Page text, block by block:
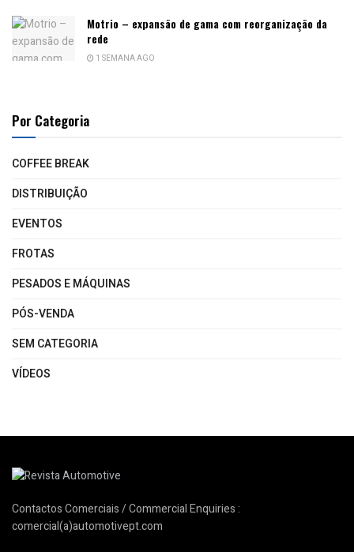
Motrio – expansão de gama com reorganização da
rede
1 SEMANA AGO
Por Categoria
COFFEE BREAK
DISTRIBUIÇÃO
EVENTOS
FROTAS
PESADOS E MÁQUINAS
PÓS-VENDA
SEM CATEGORIA
VÍDEOS
Contactos Comerciais / Commercial Enquiries :
comercial(a)automotivept.com